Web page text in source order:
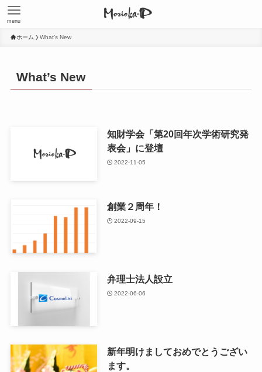
menu
ホーム What’s New
What’s New
知財学会「第20回年次学術研究発
表会」に登壇
2022-11-05
創業２周年！
2022-09-15
弁理士法人設立
2022-06-06
新年明けましておめでとうござい
ます。